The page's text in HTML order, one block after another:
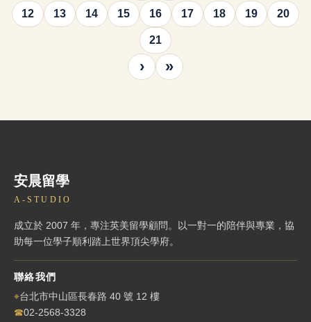
12 13 14 15 16 17 18 19 20
21
› »
安晨留學
A-STUDIO
成立於 2007 年，專注英美留學顧問。以一對一的陪伴與專業，協
助每一位學子順利踏上世界頂尖學府。
聯絡我們
⌖台北市中山區長春路 40 號 12 樓
☎02-2568-3328